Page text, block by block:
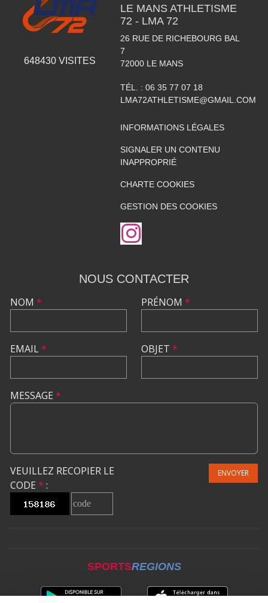
648430 VISITES
LE MANS ATHLETISME
72 - LMA 72
26 RUE DE RICHEBOURG BAL
7
72000 LE MANS
TÉL. : 06 35 77 07 18
LMA72ATHLETISME@GMAIL.COM
INFORMATIONS LÉGALES
SIGNALER UN CONTENU
INAPPROPRIÉ
CHARTE COOKIES
GESTION DES COOKIES
NOUS CONTACTER
NOM *
EMAIL*
PRÉNOM *
OBJET *
MESSAGE *
VEUILLEZ RECOPIER LE
CODE * :
ENVOYER
SPORTSREGIONS